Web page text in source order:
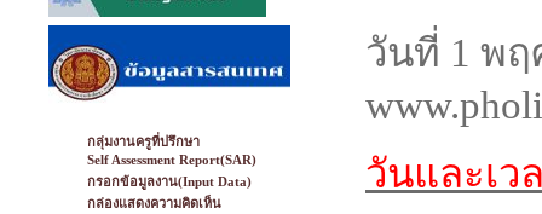
กลุ่มงานครูที่ปรึกษา
Self Assessment Report(SAR)
กรอกข้อมูลงาน(Input Data)
กล่องแสดงความคิดเห็น
วันที่ 1 พฤ
วันและเว